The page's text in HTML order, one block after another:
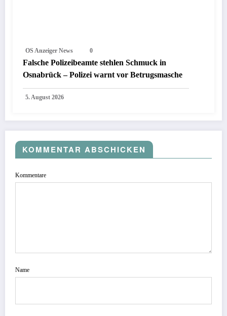
OS Anzeiger News 0
Falsche Polizeibeamte stehlen Schmuck in
Osnabrück – Polizei warnt vor Betrugsmasche
5. August 2026
KOMMENTAR ABSCHICKEN
Kommentare
Name